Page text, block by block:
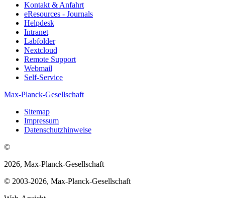
Kontakt & Anfahrt
eResources - Journals
Helpdesk
Intranet
Labfolder
Nextcloud
Remote Support
Webmail
Self-Service
Max-Planck-Gesellschaft
Sitemap
Impressum
Datenschutzhinweise
©
2026, Max-Planck-Gesellschaft
© 2003-2026, Max-Planck-Gesellschaft